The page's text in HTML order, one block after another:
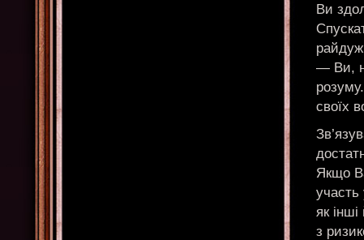
Ви
— Ви,
своїх
Якщо
участь
як
з